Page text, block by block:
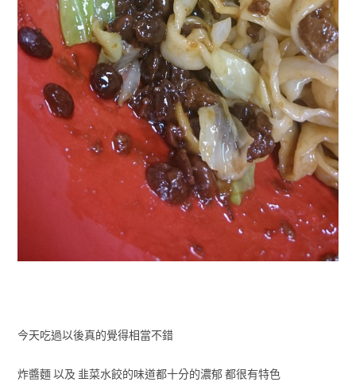
今天吃過以後真的覺得相當不錯
炸醬麵 以及 韭菜水餃的味道都十分的濃郁 都很有特色